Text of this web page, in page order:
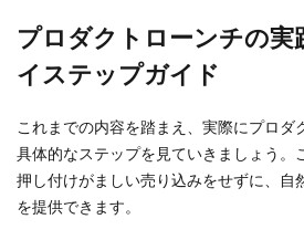
プロダクトローンチの実
イステップガイド
これまでの内容を踏まえ、実際にプロダ
具体的なステップを見ていきましょう。
押し付けがましい売り込みをせずに、自
を提供できます。